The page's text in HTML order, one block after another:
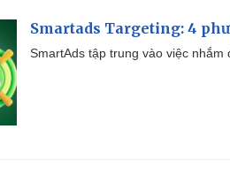
Smartads Targeting: 4
SmartAds tập trung vào việc